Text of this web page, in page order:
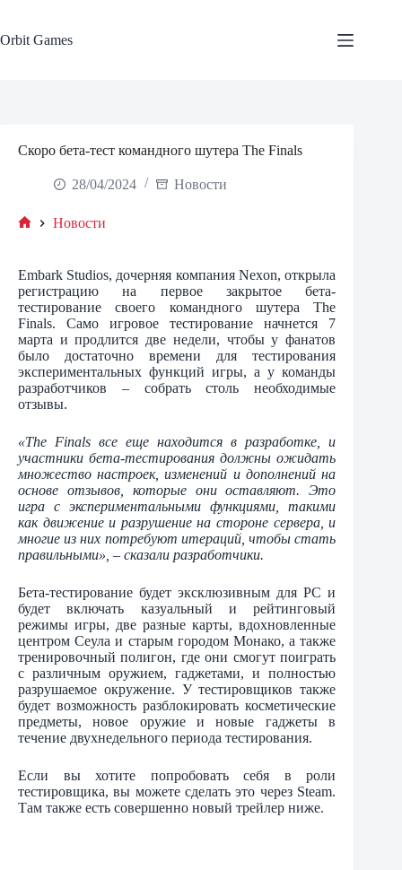
content
Orbit Games
Скоро бета-тест командного шутера The Finals
28/04/2024 Новости
Новости
Embark Studios, дочерняя компания Nexon, открыла
регистрацию на первое закрытое бета-
тестирование своего командного шутера The
Finals. Само игровое тестирование начнется 7
марта и продлится две недели, чтобы у фанатов
было достаточно времени для тестирования
экспериментальных функций игры, а у команды
разработчиков – собрать столь необходимые
отзывы.
«The Finals все еще находится в разработке, и
участники бета-тестирования должны ожидать
множество настроек, изменений и дополнений на
основе отзывов, которые они оставляют. Это
игра с экспериментальными функциями, такими
как движение и разрушение на стороне сервера, и
многие из них потребуют итераций, чтобы стать
правильными», – сказали разработчики.
Бета-тестирование будет эксклюзивным для PC и
будет включать казуальный и рейтинговый
режимы игры, две разные карты, вдохновленные
центром Сеула и старым городом Монако, а также
тренировочный полигон, где они смогут поиграть
с различным оружием, гаджетами, и полностью
разрушаемое окружение. У тестировщиков также
будет возможность разблокировать косметические
предметы, новое оружие и новые гаджеты в
течение двухнедельного периода тестирования.
Если вы хотите попробовать себя в роли
тестировщика,вы можете сделать это через Steam.
Там также есть совершенно новый трейлер ниже.